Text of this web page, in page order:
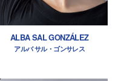
ALBA SAL GONZÁLEZ
アルバ サル・ゴンサレス